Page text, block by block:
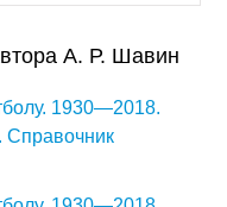
А. Р. Шавин
1930—2018.